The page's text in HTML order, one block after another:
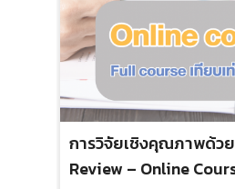
การวิจัยเชิงคุณภาพด้ว
Review – Online